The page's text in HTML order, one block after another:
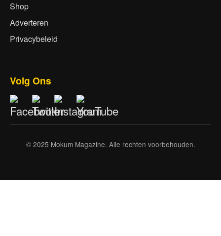
Shop
Adverteren
Privacybeleid
Volg Ons
© 2025 Mokum Magazine. Alle rechten voorbehouden.